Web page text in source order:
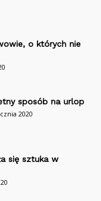
o których nie
sposób na urlop
2020
się sztuka w